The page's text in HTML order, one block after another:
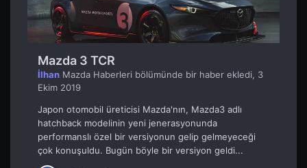
Mazda 3 TCR
İlhan Mazda Haberleri bölümünde bir haber ekledi, 3
Ekim 2019
Japon otomobil üreticisi Mazda'nın, Mazda3 adlı
hatchback modelinin yeni jenerasyonunda
performanslı özel bir versiyonun gelip gelmeyeceği
çok konuşuldu. Bugün böyle bir versiyon geldi...